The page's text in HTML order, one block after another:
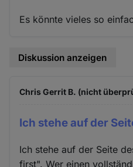
Es könnte vieles so
Diskussion anzeigen
Chris Gerrit B. (nicht
Ich stehe auf der
Ich stehe auf der Seite
first". Wer einen